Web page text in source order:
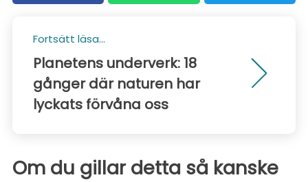
Fortsätt läsa...
Planetens underverk: 18
gånger där naturen har
lyckats förvåna oss
Om du gillar detta så kanske